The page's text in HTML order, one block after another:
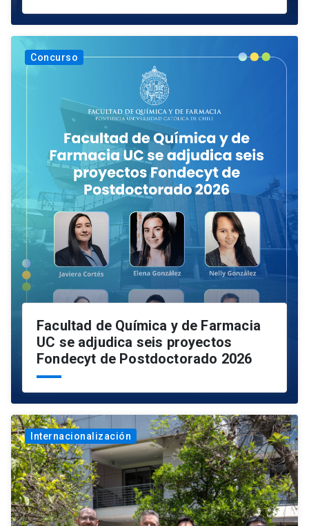
Concurso
Facultad de Química y de Farmacia
UC se adjudica seis proyectos
Fondecyt de Postdoctorado 2026
Internacionalización